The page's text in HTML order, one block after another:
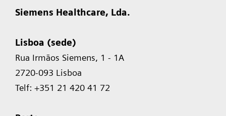
Siemens Healthcare, Lda.
Lisboa (sede)
Rua Irmãos Siemens, 1 - 1A
2720-093 Lisboa
Telf: +351 21 420 41 72